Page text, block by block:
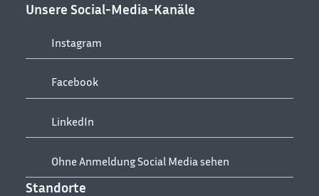
Unsere Social-Media-Kanäle
Instagram
Facebook
LinkedIn
Ohne Anmeldung Social Media sehen
Standorte